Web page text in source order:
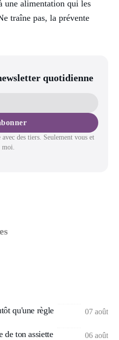
une alimentation qui les
traîne pas, la prévente
quotidienne
avec des tiers. Seulement vous et
moi.
qu'une règle 07 août
de ton assiette 06 août